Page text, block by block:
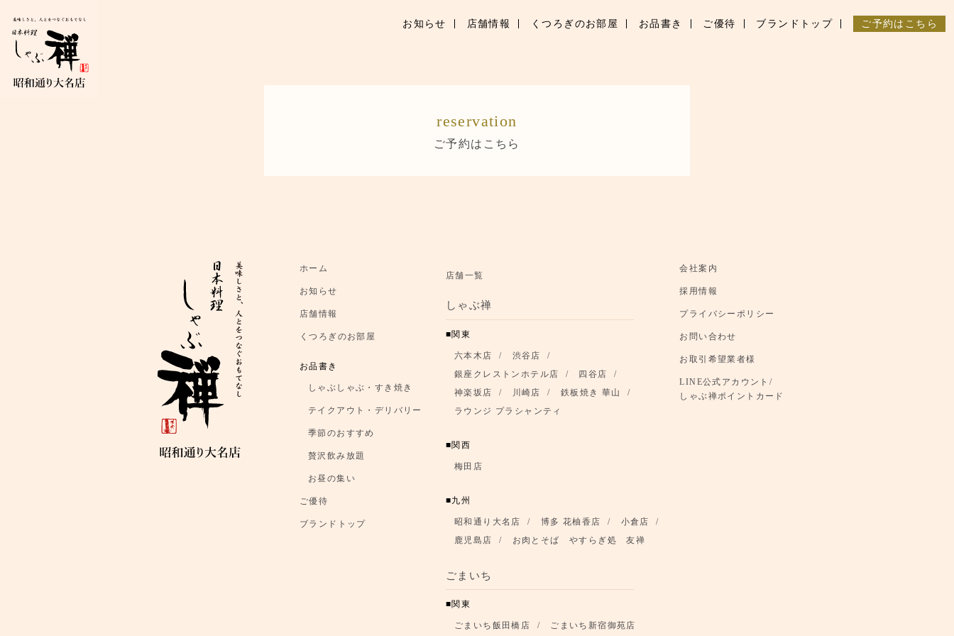
くつろぎのお部屋
ご予約はこちら
お知らせ 店舗情報 くつろぎのお部屋 お品書き ご優待 ブランドトップ ご予約はこちら
reservation
ご予約はこちら
ホーム
お知らせ
店舗情報
くつろぎのお部屋
お品書き
しゃぶしゃぶ・すき焼き
テイクアウト・デリバリー
季節のおすすめ
贅沢飲み放題
お昼の集い
ご優待
ブランドトップ
店舗一覧
しゃぶ禅
関東
六本木店
渋谷店
銀座クレストンホテル店
四谷店
神楽坂店
川崎店
鉄板焼き 華山
ラウンジ プラシャンティ
関西
梅田店
九州
昭和通り大名店 博多 花柚香店
小倉店
鹿児島店
お肉とそば やすらぎ処 友禅
ごまいち
関東
ごまいち飯田橋店 ごまいち新宿御苑店
会社案内
採用情報
プライバシーポリシー
お問い合わせ
お取引希望業者様
LINE公式アカウント/
しゃぶ禅ポイントカード